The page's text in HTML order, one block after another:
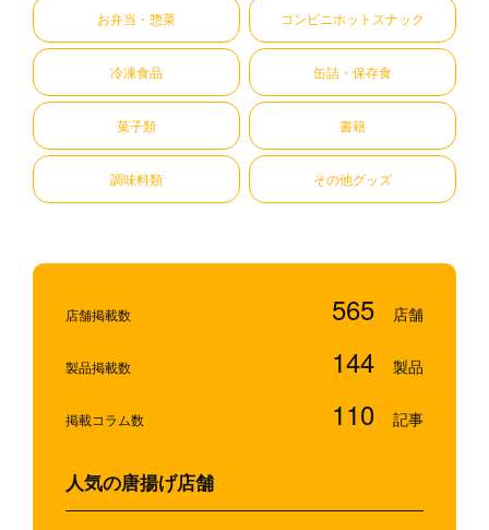
お弁当・惣菜 コンビニホットスナック
冷凍食品 缶詰・保存食
菓子類 書籍
調味料類 その他グッズ
店舗掲載数 565
製品掲載数 144
掲載コラム数 110
人気の唐揚げ店舗